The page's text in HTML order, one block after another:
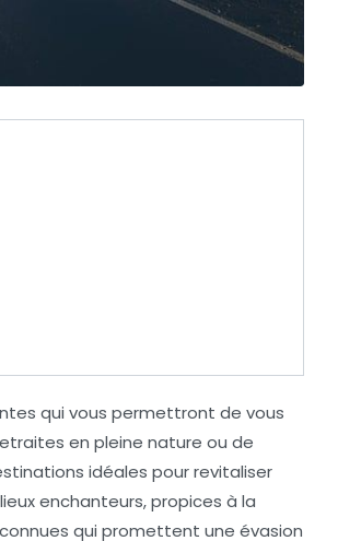
qui vous permettront de vous
en pleine nature ou de
idéales pour revitaliser
enchanteurs, propices à la
qui promettent une évasion